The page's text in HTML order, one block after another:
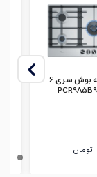
گاز توکار ۵ شعله بوش سری 6
تومان